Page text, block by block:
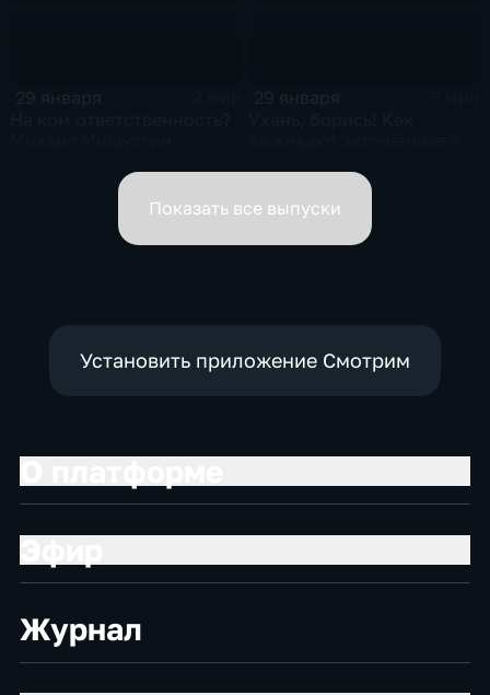
вице-премьеров
Показать все выпуски
Установить приложение Смотрим
Журнал